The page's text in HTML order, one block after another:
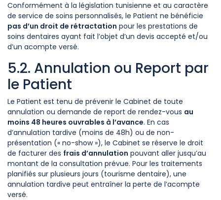
Conformément à la législation tunisienne et au caractère
de service de soins personnalisés, le Patient ne bénéficie
pas d’un droit de rétractation pour les prestations de
soins dentaires ayant fait l’objet d’un devis accepté et/ou
d’un acompte versé.
5.2. Annulation ou Report par
le Patient
Le Patient est tenu de prévenir le Cabinet de toute
annulation ou demande de report de rendez-vous au
moins 48 heures ouvrables à l’avance. En cas
d’annulation tardive (moins de 48h) ou de non-
présentation (« no-show »), le Cabinet se réserve le droit
de facturer des frais d’annulation pouvant aller jusqu’au
montant de la consultation prévue. Pour les traitements
planifiés sur plusieurs jours (tourisme dentaire), une
annulation tardive peut entraîner la perte de l’acompte
versé.